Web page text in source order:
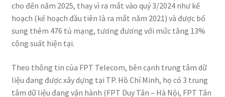
cho đến năm 2025, thay vì ra mắt vào quý 3/2024 như kế
hoạch (kế hoạch đầu tiên là ra mắt năm 2021) và được bổ
sung thêm 476 tủ mạng, tương đương với mức tăng 13%
công suất hiện tại.
Theo thông tin của FPT Telecom, bên cạnh trung tâm dữ
liệu đang được xây dựng tại TP. Hồ Chí Minh, họ có 3 trung
tâm dữ liệu đang vận hành (FPT Duy Tân – Hà Nội, FPT Tân